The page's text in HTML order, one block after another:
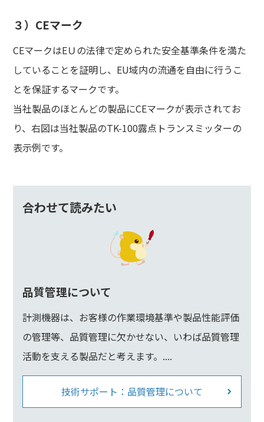
３）CEマーク
CEマークはEＵの法律で定められた安全基準条件を満た
していることを証明し、EU域内の流通を自由に行うこ
とを保証するマークです。
当社製品のほとんどの製品にCEマークが表示されてお
り、右図は当社製品のTK-100露点トランスミッターの
表示例です。
合わせて読みたい
品質管理について
計測機器は、お客様の作業環境基準や製品性能評価
の管理等、品質管理に欠かせない、いわば品質管理
活動を支える製品だと考えます。....
技術サポート：品質管理について